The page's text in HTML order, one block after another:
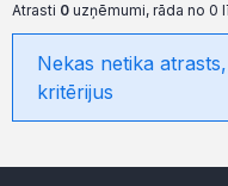
Atrasti 0 uzņēmumi, rāda no 0
Nekas netika
kritērijus